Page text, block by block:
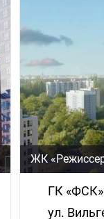
ЖК
ГК «ФСК»
ул.